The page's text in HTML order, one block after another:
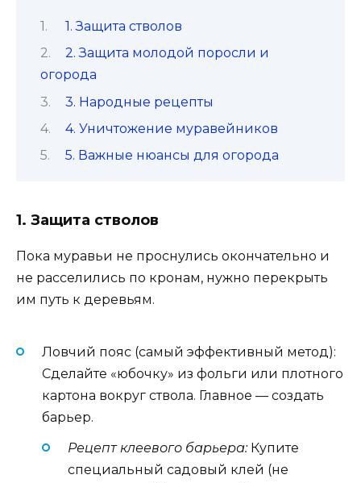
1. Защита стволов
2. Защита молодой поросли и
огорода
3. Народные рецепты
4. Уничтожение муравейников
5. Важные нюансы для огорода
1. Защита стволов
Пока муравьи не проснулись окончательно и
не расселились по кронам, нужно перекрыть
им путь к деревьям.
Ловчий пояс (самый эффективный метод):
Сделайте «юбочку» из фольги или плотного
картона вокруг ствола. Главное — создать
барьер.
Рецепт клеевого барьера:Купите
специальный садовый клей (не